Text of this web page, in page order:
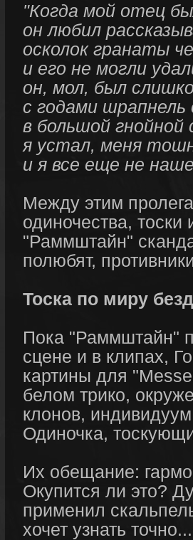
"Когда мой отец
он любил
осколок гранаты
и его не могли
он, мол, был
с годами
в большой гнойной
я устал, меня
и я все еще не
Между этим
одиночества,
"Раммштайн"
полюбят,
Тоска по миру
Пока "Раммштайн"
сцене и в клипах,
картины для
белом трико,
клонов,
Одиночка,
Их обещание:
Окупится ли это?
применил
хочет узнать точно...